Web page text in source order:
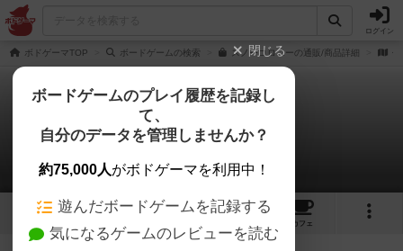
ログイン
ボドゲーマTOP ボードゲームの検索 スノーコロニーの通販/商品詳細 作
スノーコロニー
6件のレビュー
3 6
カフェ
閉じる
ボードゲームのプレイ履歴を記録し
て、
自分のデータを管理しませんか？
約75,000人がボドゲーマを利用中！
遊んだボードゲームを記録する
気になるゲームのレビューを読む